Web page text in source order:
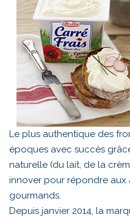
Le plus authentique des
époques avec succès
naturelle (du lait, de la
innover pour répondre aux
gourmands.
Depuis janvier 2014, la